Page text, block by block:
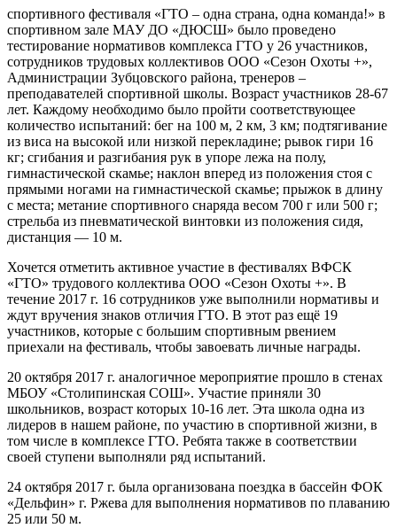
спортивного фестиваля «ГТО – одна страна, одна команда!» в
спортивном зале МАУ ДО «ДЮСШ» было проведено
тестирование нормативов комплекса ГТО у 26 участников,
сотрудников трудовых коллективов ООО «Сезон Охоты +»,
Администрации Зубцовского района, тренеров –
преподавателей спортивной школы. Возраст участников 28-67
лет. Каждому необходимо было пройти соответствующее
количество испытаний: бег на 100 м, 2 км, 3 км; подтягивание
из виса на высокой или низкой перекладине; рывок гири 16
кг; сгибания и разгибания рук в упоре лежа на полу,
гимнастической скамье; наклон вперед из положения стоя с
прямыми ногами на гимнастической скамье; прыжок в длину
с места; метание спортивного снаряда весом 700 г или 500 г;
стрельба из пневматической винтовки из положения сидя,
дистанция — 10 м.
Хочется отметить активное участие в фестивалях ВФСК
«ГТО» трудового коллектива ООО «Сезон Охоты +». В
течение 2017 г. 16 сотрудников уже выполнили нормативы и
ждут вручения знаков отличия ГТО. В этот раз ещё 19
участников, которые с большим спортивным рвением
приехали на фестиваль, чтобы завоевать личные награды.
20 октября 2017 г. аналогичное мероприятие прошло в стенах
МБОУ «Столипинская СОШ». Участие приняли 30
школьников, возраст которых 10-16 лет. Эта школа одна из
лидеров в нашем районе, по участию в спортивной жизни, в
том числе в комплексе ГТО. Ребята также в соответствии
своей ступени выполняли ряд испытаний.
24 октября 2017 г. была организована поездка в бассейн ФОК
«Дельфин» г. Ржева для выполнения нормативов по плаванию
25 или 50 м.